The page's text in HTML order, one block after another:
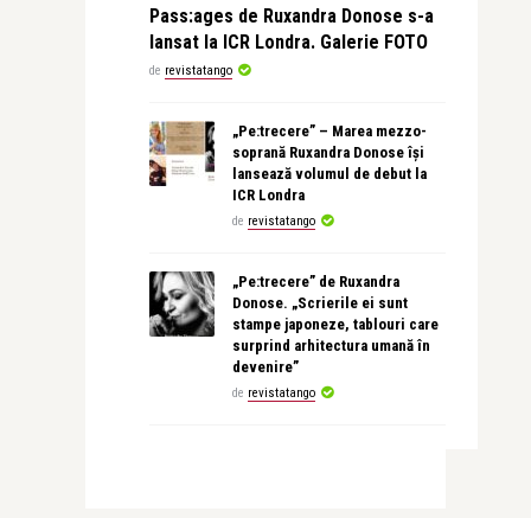
Pass:ages de Ruxandra Donose s-a
lansat la ICR Londra. Galerie FOTO
de revistatango
„Pe:trecere” – Marea mezzo-
soprană Ruxandra Donose își
lansează volumul de debut la
ICR Londra
de revistatango
„Pe:trecere” de Ruxandra
Donose. „Scrierile ei sunt
stampe japoneze, tablouri care
surprind arhitectura umană în
devenire”
de revistatango